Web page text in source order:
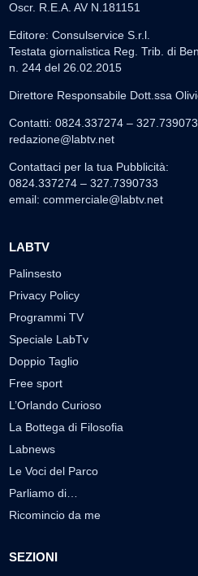
Oscr. R.E.A. AV N.181151
Editore: Consulservice S.r.l.
Testata giornalistica Reg. Trib. di
n. 244 del 26.02.2015
Direttore Responsabile Dott.ssa
Contatti: 0824.337274 –
redazione@labtv.net
Contattaci per la tua Pubblicità:
0824.337274 – 327.7390733
email: commerciale@labtv.net
LABTV
Palinsesto
Privacy Policy
Programmi TV
Speciale LabTv
Doppio Taglio
Free sport
L’Orlando Curioso
La Bottega di Filosofia
Labnews
Le Voci del Parco
Parliamo di…
Ricomincio da me
SEZIONI